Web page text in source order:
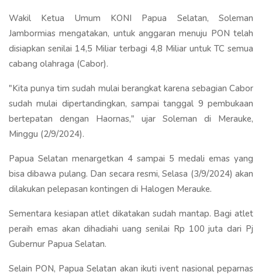
Wakil Ketua Umum KONI Papua Selatan, Soleman
Jambormias mengatakan, untuk anggaran menuju PON telah
disiapkan senilai 14,5 Miliar terbagi 4,8 Miliar untuk TC semua
cabang olahraga (Cabor).
"Kita punya tim sudah mulai berangkat karena sebagian Cabor
sudah mulai dipertandingkan, sampai tanggal 9 pembukaan
bertepatan dengan Haornas," ujar Soleman di Merauke,
Minggu (2/9/2024).
Papua Selatan menargetkan 4 sampai 5 medali emas yang
bisa dibawa pulang. Dan secara resmi, Selasa (3/9/2024) akan
dilakukan pelepasan kontingen di Halogen Merauke.
Sementara kesiapan atlet dikatakan sudah mantap. Bagi atlet
peraih emas akan dihadiahi uang senilai Rp 100 juta dari Pj
Gubernur Papua Selatan.
Selain PON, Papua Selatan akan ikuti ivent nasional peparnas